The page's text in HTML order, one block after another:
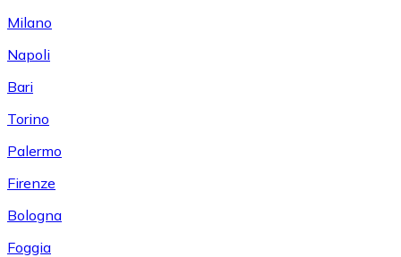
Milano
Napoli
Bari
Torino
Palermo
Firenze
Bologna
Foggia